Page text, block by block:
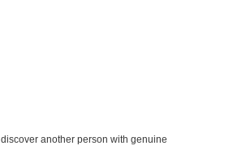
another person with genuine